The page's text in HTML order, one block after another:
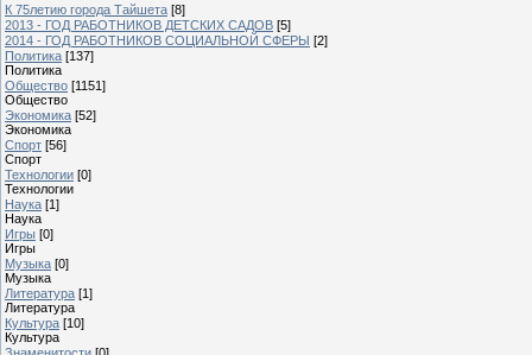
К 75летию города Тайшета [8]
2013 - ГОД РАБОТНИКОВ ДЕТСКИХ САДОВ [5]
2014 - ГОД РАБОТНИКОВ СОЦИАЛЬНОЙ СФЕРЫ [2]
Политика [137]
Политика
Общество [1151]
Общество
Экономика [52]
Экономика
Спорт [56]
Спорт
Технологии [0]
Технологии
Наука [1]
Наука
Игры [0]
Игры
Музыка [0]
Музыка
Литература [1]
Литература
Культура [10]
Культура